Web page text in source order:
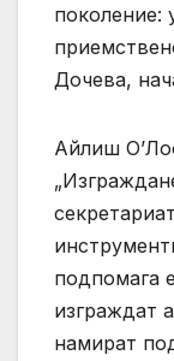
поколение:
Дочева,
Айлиш
подпомага
изграждат
намират